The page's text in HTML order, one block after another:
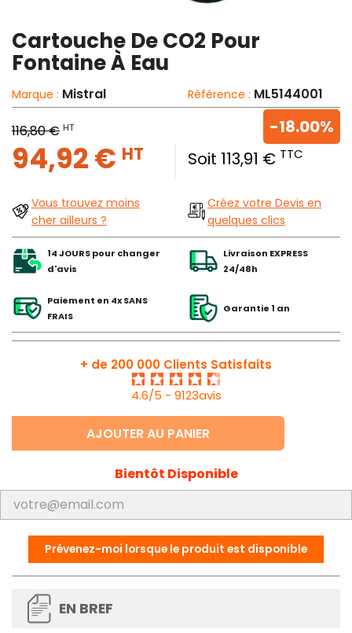
Cartouche De CO2 Pour
Fontaine À Eau
Marque : Mistral Référence : ML5144001
116,80 € HT
94,92 € HT Soit 113,91 € TTC
-18.00%
Vous trouvez moins
cher ailleurs ?
Créez votre Devis en
quelques clics
14 JOURS pour changer
d'avis
Livraison EXPRESS
24/48h
Paiement en 4x SANS
FRAIS
Garantie 1 an
+ de 200 000 Clients Satisfaits
4.6/5 - 9123avis
AJOUTER AU PANIER
Bientôt Disponible
Prévenez-moi lorsque le produit est disponible
EN BREF